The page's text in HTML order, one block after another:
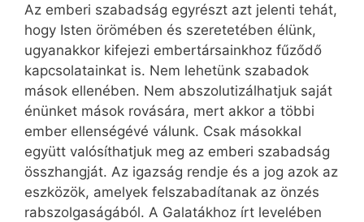
Az emberi szabadság egyrészt azt jelenti tehát,
hogy Isten örömében és szeretetében élünk,
ugyanakkor kifejezi embertársainkhoz fűződő
kapcsolatainkat is. Nem lehetünk szabadok
mások ellenében. Nem abszolutizálhatjuk saját
énünket mások rovására, mert akkor a többi
ember ellenségévé válunk. Csak másokkal
együtt valósíthatjuk meg az emberi szabadság
összhangját. Az igazság rendje és a jog azok az
eszközök, amelyek felszabadítanak az önzés
rabszolgaságából. A Galatákhoz írt levelében